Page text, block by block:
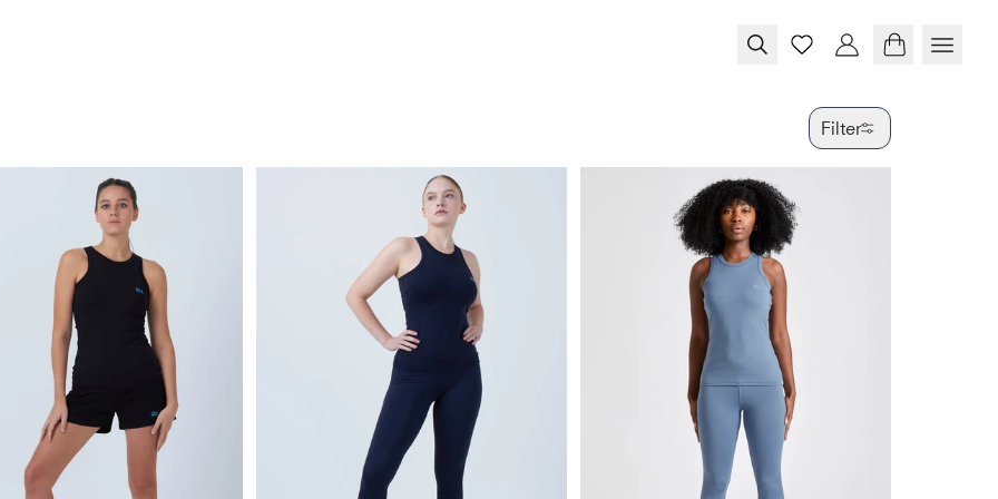
Filter